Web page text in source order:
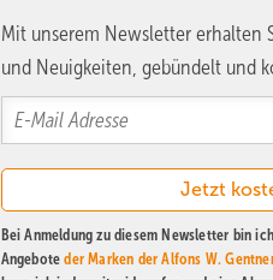
Mit unserem Newsletter erhalten
und Neuigkeiten, gebündelt und
Bei Anmeldung zu diesem Newsletter bin
Angeboteder Marken der Alfons W.